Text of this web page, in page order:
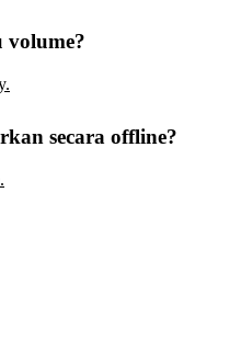
volume?
secara offline?